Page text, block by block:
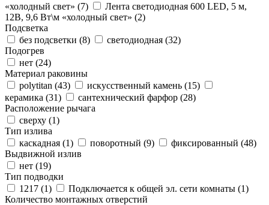
«холодный свет» (7)
Лента светодиодная 600 LED, 5 м,
12В, 9,6 Вт\м «холодный свет» (2)
Подсветка
без подсветки (8) светодиодная (32)
Подогрев
нет (24)
Материал раковины
polytitan (43) искусственный камень (15)
керамика (31) сантехнический фарфор (28)
Расположение рычага
сверху (1)
Тип излива
каскадная (1) поворотный (9) фиксированный (48)
Выдвижной излив
нет (19)
Тип подводки
1217 (1) Подключается к общей эл. сети комнаты (1)
Количество монтажных отверстий